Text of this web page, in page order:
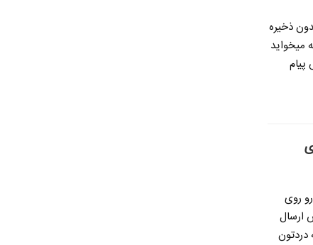
ذخیره
میخواید
روی
ارسال
دردتون